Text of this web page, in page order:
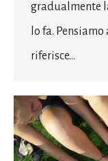
gradualmente
lo fa.
riferisce…